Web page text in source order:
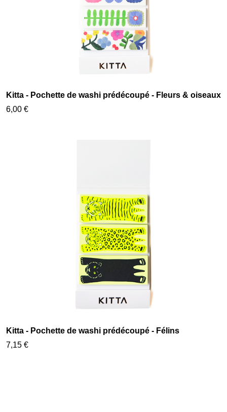
Kitta - Pochette de washi prédécoupé - Fleurs & oiseaux
6,00 €
Kitta - Pochette de washi prédécoupé - Félins
7,15 €